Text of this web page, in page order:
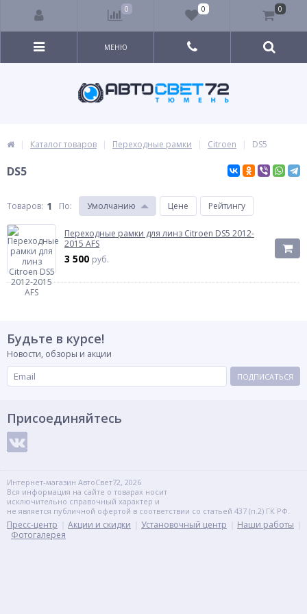
МЕНЮ
Каталог товаров Переходные рамки Citroen DS5
DS5
Товаров: 1 По: Умолчанию Цене Рейтингу
Переходные рамки для линз Citroen DS5 2012-
2015 AFS
3 500 руб.
Будьте в курсе!
Новости, обзоры и акции
ПОДПИСАТЬСЯ
Присоединяйтесь
Интернет-магазин АвтоСвет72, 2026
Вся информация на сайте о товарах носит
исключительно справочный характер и
не является публичной офертой в соответствии со статьей 437 (п.2) ГК РФ.
Пресс-центр Акции и скидки Установочный центр
Наши работы
Фотогалерея
0 0 0